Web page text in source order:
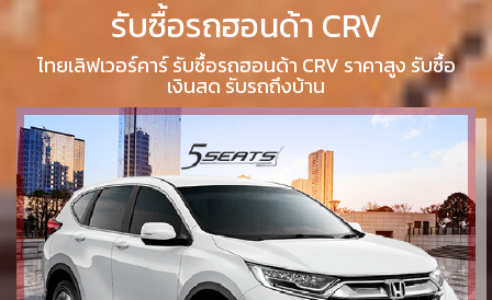
รับซื้อรถฮอนด้า CRV
ไทยเลิฟเวอร์คาร์ รับซื้อรถฮอนด้า CRV ราคาสูง รับซื้อ
เงินสด รับรถถึงบ้าน